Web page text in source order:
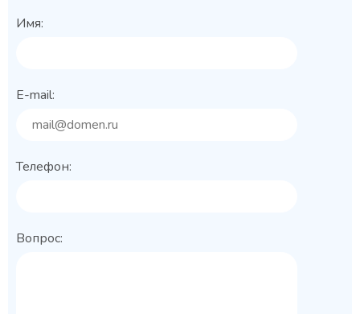
Имя:
E-mail:
Телефон:
Вопрос: